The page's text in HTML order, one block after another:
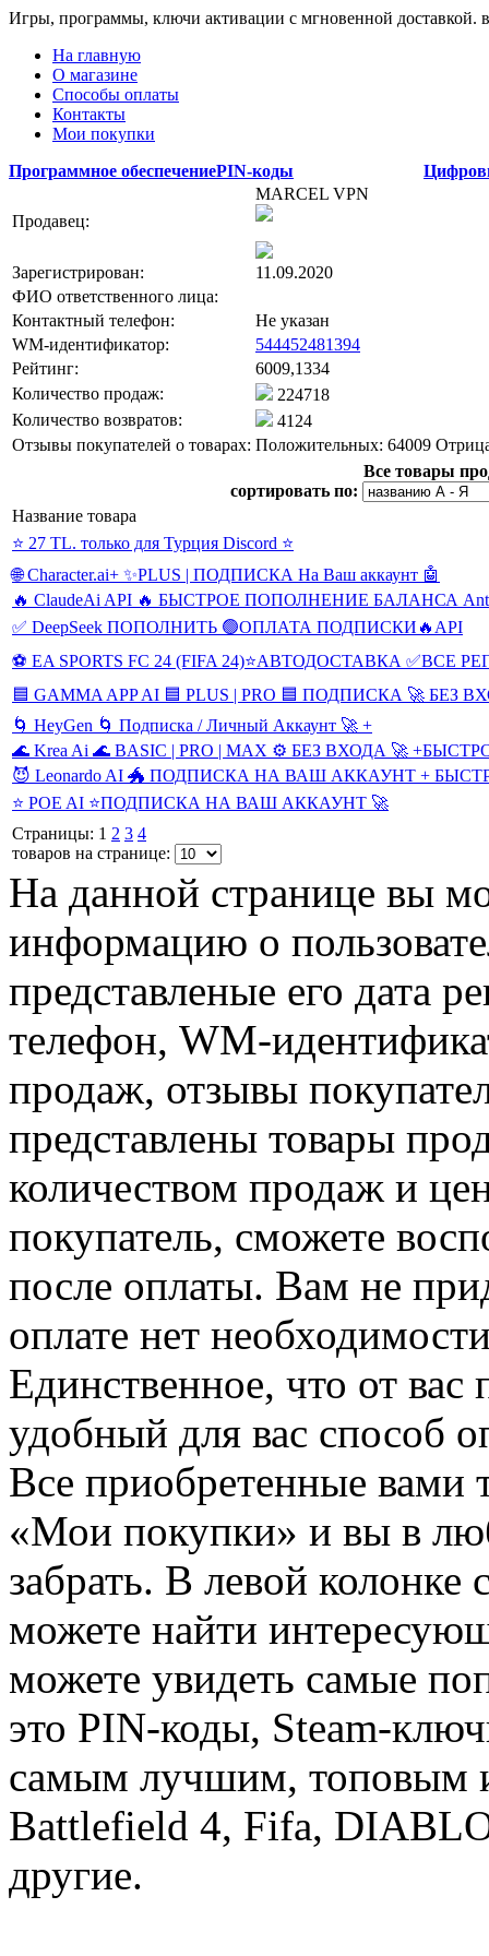
Игры, программы, ключи активации с мгновенной доставкой.
На главную
О магазине
Способы оплаты
Контакты
Мои покупки
Программное обеспечениеPIN-коды
Продавец:
MARCEL VPN
Зарегистрирован:
11.09.2020
ФИО ответственного лица:
Контактный телефон:
Не указан
WM-идентификатор:
544452481394
Рейтинг:
6009,1334
Количество продаж:
224718
Количество возвратов:
4124
Отзывы покупателей о товарах: Положительных: 64009
Все товары
сортировать по:
Название товара
⭐ 27 TL. только для Турция Discord ⭐
🌐 Character.ai+ ✨PLUS | ПОДПИСКА На Ваш аккаунт 🤖
🔥 ClaudeAi API 🔥 БЫСТРОЕ ПОПОЛНЕНИЕ БАЛАНСА
✅ DeepSeek ПОПОЛНИТЬ 🟢ОПЛАТА ПОДПИСКИ🔥API
⚽️ EA SPORTS FC 24 (FIFA 24)⭐️АВТОДОСТАВКА ✅ВСЕ
🟦 GAMMA APP AI 🟦 PLUS | PRO 🟦 ПОДПИСКА 🚀 БЕЗ
🌀 HeyGen 🌀 Подписка / Личный Аккаунт 🚀 +
🌊 Krea Ai 🌊 BASIC | PRO | MAX ⚙️ БЕЗ ВХОДА 🚀
😈 Leonardo AI 🐲 ПОДПИСКА НА ВАШ АККАУНТ +
⭐ POE AI ⭐ПОДПИСКА НА ВАШ АККАУНТ 🚀
Страницы: 1 2 3 4
товаров на странице:
На данной странице вы
информацию о
представленые его дата
телефон, WM-
продаж, отзывы
представлены товары
количеством продаж и
покупатель, сможете
после оплаты. Вам не
оплате нет
Единственное, что от вас
удобный для вас способ
Все приобретенные вами
«Мои покупки» и вы в
забрать. В левой
можете найти
можете увидеть самые
это PIN-коды, Steam-
самым лучшим, топовым
Battlefield 4, Fifa,
другие.